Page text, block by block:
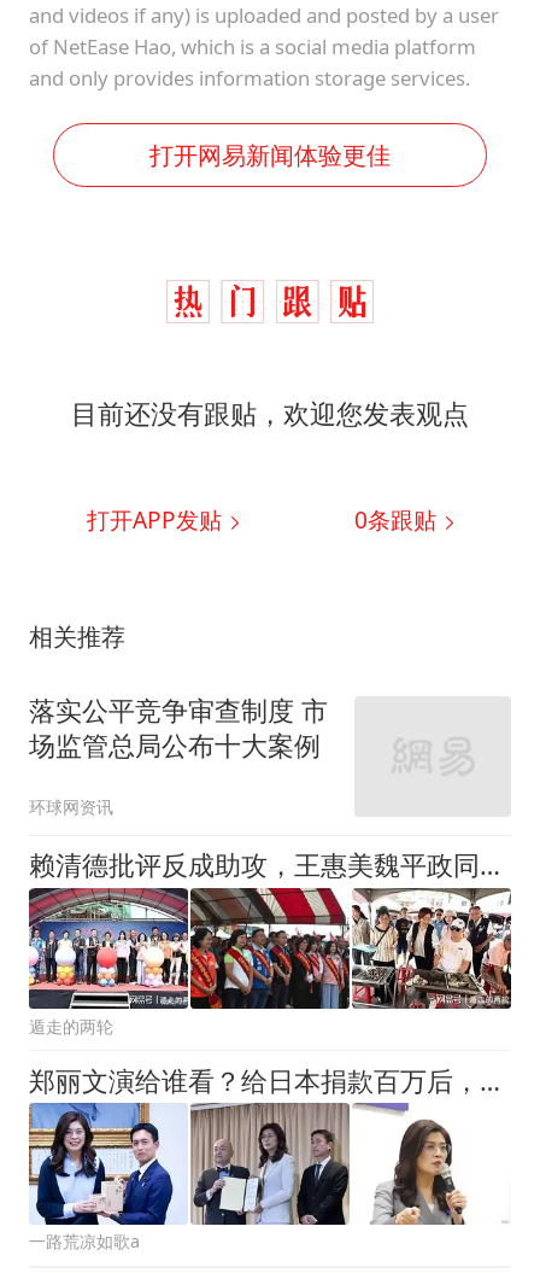
and videos if any) is uploaded and posted by a user
of NetEase Hao, which is a social media platform
and only provides information storage services.
打开网易新闻体验更佳
目前还没有跟贴，欢迎您发表观点
打开APP发贴 0条跟贴
相关推荐
落实公平竞争审查制度 市
场监管总局公布十大案例
环球网资讯
赖清德批评反成助攻，王惠美魏平政同框，蓝营僵局或破冰
遁走的两轮
郑丽文演给谁看？给日本捐款百万后，紧急表态：台湾从来不是国家
一路荒凉如歌a